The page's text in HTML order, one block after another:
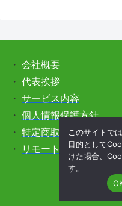
・ 会社概要
・ 代表挨拶
・ サービス内容
・ 個人情報保護方針
・ 特定商取引法に基づく
・
リモートサポートをご
このサイトで
目的として
けた場合、
す。